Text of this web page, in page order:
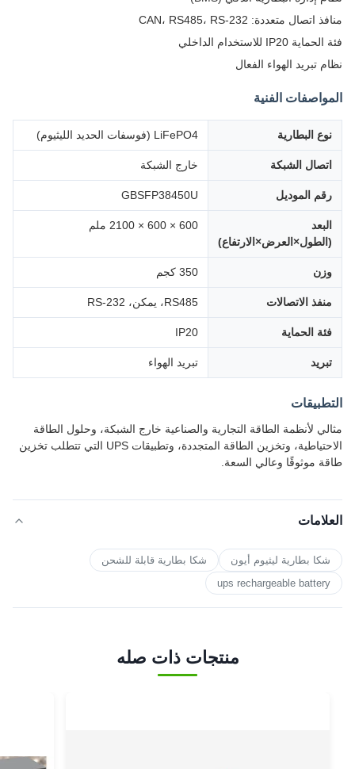
منافذ اتصال متعددة: CAN، RS485، RS-232
فئة الحماية IP20 للاستخدام الداخلي
نظام تبريد الهواء الفعال
المواصفات الفنية
نوع البطارية LiFePO4 (فوسفات الحديد الليثيوم)
اتصال الشبكة خارج الشبكة
رقم الموديل GBSFP38450U
البعد
(الطول×العرض×الارتفاع)
600 × 600 × 2100 ملم
وزن 350 كجم
منفذ الاتصالات RS485، يمكن، RS-232
فئة الحماية IP20
تبريد تبريد الهواء
التطبيقات
مثالي لأنظمة الطاقة التجارية والصناعية خارج الشبكة، وحلول الطاقة
الاحتياطية، وتخزين الطاقة المتجددة، وتطبيقات UPS التي تتطلب تخزين
طاقة موثوقًا وعالي السعة.
العلامات
شكا بطارية ليثيوم أيون
شكا بطارية قابلة للشحن
ups rechargeable battery
منتجات ذات صله